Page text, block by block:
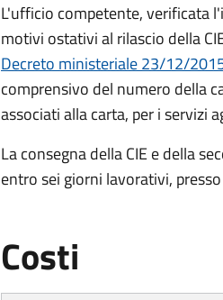
L'ufficio competente, verificata
motivi ostativi al rilascio della
Decreto ministeriale 23/12/
comprensivo del numero della
associati alla carta, per i servizi
La consegna della CIE e della
entro sei giorni lavorativi,
Costi